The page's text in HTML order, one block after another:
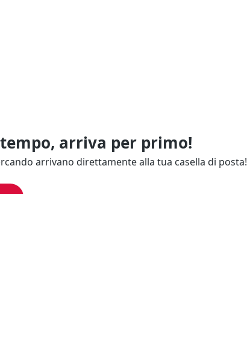
arriva per primo!
arrivano direttamente alla tua casella di posta!